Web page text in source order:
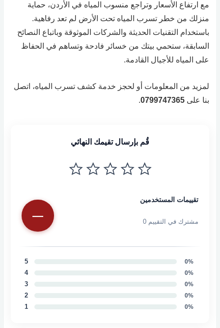
مع ارتفاع الأسعار وتراجع منسوب المياه في الأردن، حماية
منزلك من خطر تسرب المياه تحت الأرض لم تعد رفاهية.
باستخدام التقنيات الحديثة والشركات الموثوقة وباتباع النصائح
السابقة، ستحمي بيتك من خسائر فادحة وتساهم في الحفاظ
على المياه للأجيال القادمة.
لمزيد من المعلومات أو لحجز خدمة كشف تسرب المياه، اتصل
بنا على0799747365
.
قُم بإرسال تقيمك النهائي
تقييمات المستخدمين
مشترك في التقييم0
—
0%
5
0%
4
0%
3
0%
2
0%
1